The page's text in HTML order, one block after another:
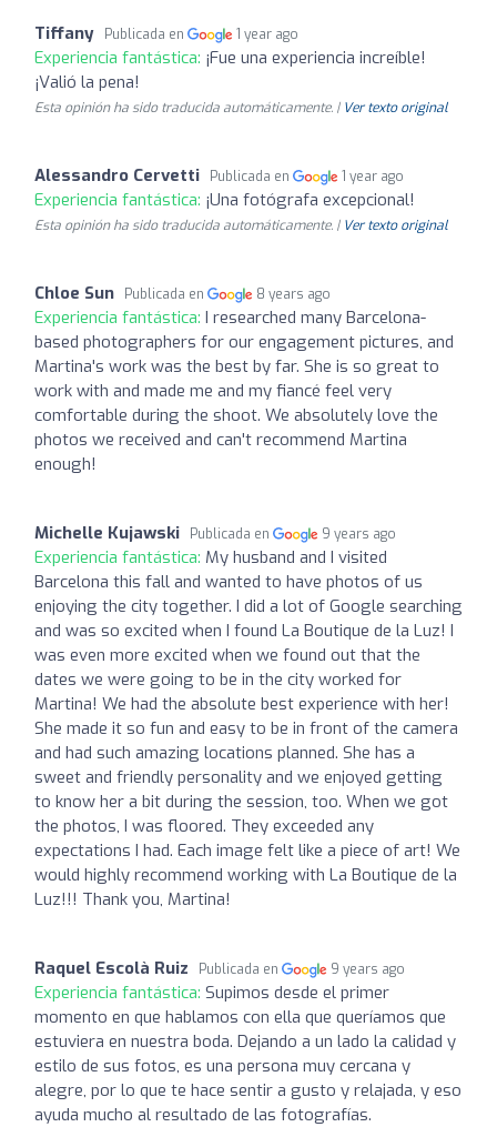
Tiffany Publicada en 1 year ago
Experiencia fantástica: ¡Fue una experiencia increíble!
¡Valió la pena!
Esta opinión ha sido traducida automáticamente. | Ver texto original
Alessandro Cervetti Publicada en 1 year ago
Experiencia fantástica: ¡Una fotógrafa excepcional!
Esta opinión ha sido traducida automáticamente. | Ver texto original
Chloe Sun Publicada en 8 years ago
Experiencia fantástica: I researched many Barcelona-
based photographers for our engagement pictures, and
Martina's work was the best by far. She is so great to
work with and made me and my fiancé feel very
comfortable during the shoot. We absolutely love the
photos we received and can't recommend Martina
enough!
Michelle Kujawski Publicada en 9 years ago
Experiencia fantástica: My husband and I visited
Barcelona this fall and wanted to have photos of us
enjoying the city together. I did a lot of Google searching
and was so excited when I found La Boutique de la Luz! I
was even more excited when we found out that the
dates we were going to be in the city worked for
Martina! We had the absolute best experience with her!
She made it so fun and easy to be in front of the camera
and had such amazing locations planned. She has a
sweet and friendly personality and we enjoyed getting
to know her a bit during the session, too. When we got
the photos, I was floored. They exceeded any
expectations I had. Each image felt like a piece of art! We
would highly recommend working with La Boutique de la
Luz!!! Thank you, Martina!
Raquel Escolà Ruiz Publicada en 9 years ago
Experiencia fantástica: Supimos desde el primer
momento en que hablamos con ella que queríamos que
estuviera en nuestra boda. Dejando a un lado la calidad y
estilo de sus fotos, es una persona muy cercana y
alegre, por lo que te hace sentir a gusto y relajada, y eso
ayuda mucho al resultado de las fotografías.